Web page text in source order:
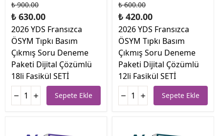
₺ 900.00
₺ 630.00
2026 YDS Fransızca
ÖSYM Tıpkı Basım
Çıkmış Soru Deneme
Paketi Dijital Çözümlü
18li Fasikül SETİ
Sepete Ekle
₺ 600.00
₺ 420.00
2026 YDS Fransızca
ÖSYM Tıpkı Basım
Çıkmış Soru Deneme
Paketi Dijital Çözümlü
12li Fasikül SETİ
Sepete Ekle